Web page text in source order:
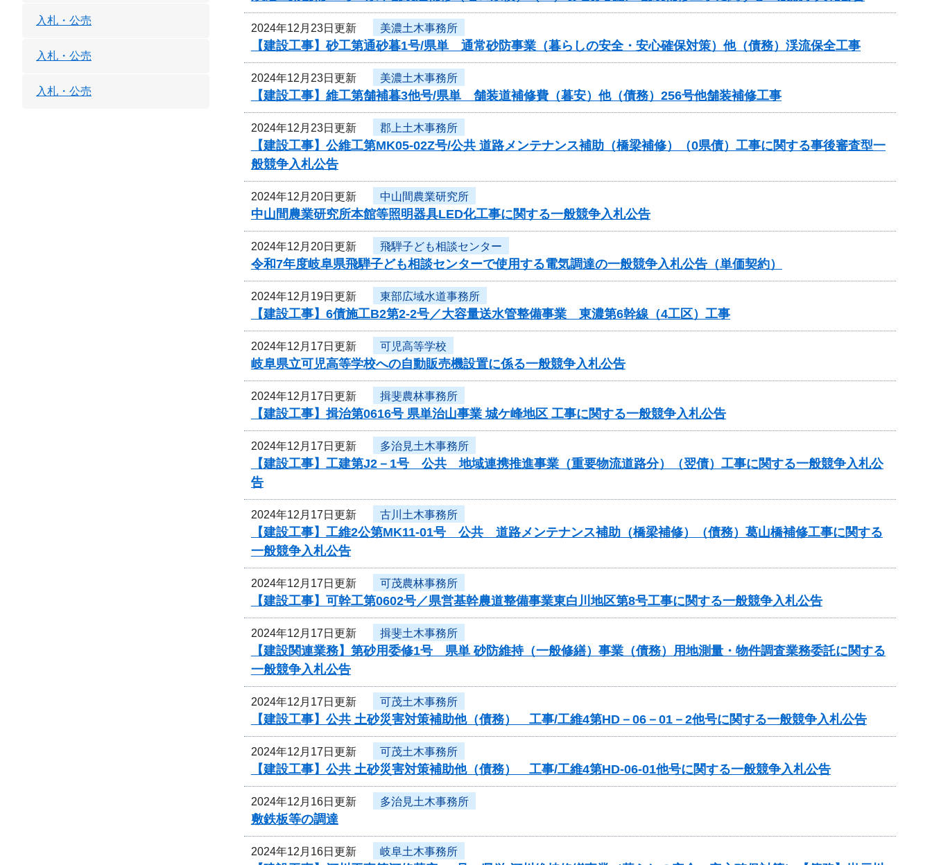
2024年12月23日更新 美濃土木事務所
【建設工事】砂工第通砂暮1号/県単 通常砂防事業（暮らしの安全・安心確保対策）他（債務）渓流保全工事
2024年12月23日更新 美濃土木事務所
【建設工事】維工第舗補暮3他号/県単 舗装道補修費（暮安）他（債務）256号他舗装補修工事
2024年12月23日更新 郡上土木事務所
【建設工事】公維工第MK05-02Z号/公共 道路メンテナンス補助（橋梁補修）（0県債）工事に関する事後審査型一
般競争入札公告
2024年12月20日更新 中山間農業研究所
中山間農業研究所本館等照明器具LED化工事に関する一般競争入札公告
2024年12月20日更新 飛騨子ども相談センター
令和7年度岐阜県飛騨子ども相談センターで使用する電気調達の一般競争入札公告（単価契約）
2024年12月19日更新 東部広域水道事務所
【建設工事】6債施工B2第2-2号／大容量送水管整備事業 東濃第6幹線（4工区）工事
2024年12月17日更新 可児高等学校
岐阜県立可児高等学校への自動販売機設置に係る一般競争入札公告
2024年12月17日更新 揖斐農林事務所
【建設工事】揖治第0616号 県単治山事業 城ケ峰地区 工事に関する一般競争入札公告
2024年12月17日更新 多治見土木事務所
【建設工事】工建第J2－1号 公共 地域連携推進事業（重要物流道路分）（翌債）工事に関する一般競争入札公
告
2024年12月17日更新 古川土木事務所
【建設工事】工維2公第MK11-01号 公共 道路メンテナンス補助（橋梁補修）（債務）葛山橋補修工事に関する
一般競争入札公告
2024年12月17日更新 可茂農林事務所
【建設工事】可幹工第0602号／県営基幹農道整備事業東白川地区第8号工事に関する一般競争入札公告
2024年12月17日更新 揖斐土木事務所
【建設関連業務】第砂用委修1号 県単 砂防維持（一般修繕）事業（債務）用地測量・物件調査業務委託に関する
一般競争入札公告
2024年12月17日更新 可茂土木事務所
【建設工事】公共 土砂災害対策補助他（債務） 工事/工維4第HD－06－01－2他号に関する一般競争入札公告
2024年12月17日更新 可茂土木事務所
【建設工事】公共 土砂災害対策補助他（債務） 工事/工維4第HD-06-01他号に関する一般競争入札公告
2024年12月16日更新 多治見土木事務所
敷鉄板等の調達
2024年12月16日更新 岐阜土木事務所
入札・公売
入札・公売
入札・公売